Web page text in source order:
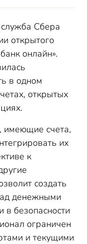
Сбера
открытого
онлайн».
в одном
открытых
имеющие счета,
их
к
создать
денежными
в безопасности
ограничен
и текущими